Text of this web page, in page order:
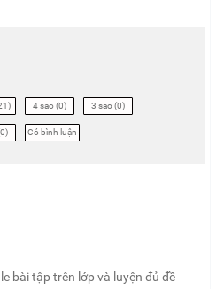
4 sao (0) 3 sao (0)
Có bình luận
bài tập trên lớp và luyện đủ đề